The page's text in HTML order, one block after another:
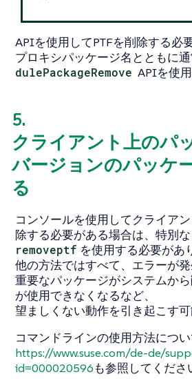
APIを使用してPTFを削除する必
プロキシパッケージ名とともに
dulePackageRemove APIを使用
5.
クライアント上のパ
バージョンのパッケ
る
コンソールを使用してクライア
除する必要がある場合は、特別
removeptf を使用する必要があ
他の方法ではすべて、エラーが発
重要なパッケージがシステムか
が使用できなくなるなど、
望ましくない動作を引き起こす可
コマンドラインの使用方法につい
https://www.suse.com/de-de/
id=000020596も参照してくださ